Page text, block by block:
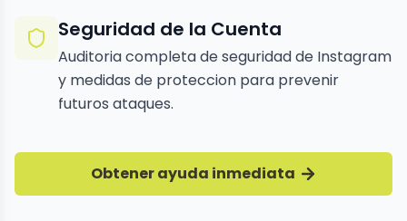
Seguridad de la Cuenta
Auditoria completa de seguridad de Instagram
y medidas de proteccion para prevenir
futuros ataques.
Obtener ayuda inmediata